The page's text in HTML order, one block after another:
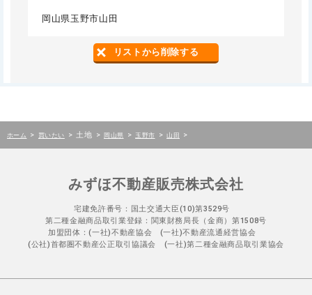
岡山県玉野市山田
リストから削除する
ホーム > 買いたい > 土地 > 岡山県 > 玉野市 > 山田 >
みずほ不動産販売株式会社
宅建免許番号：国土交通大臣(10)第3529号
第二種金融商品取引業登録：関東財務局長（金商）第1508号
加盟団体：(一社)不動産協会 (一社)不動産流通経営協会
(公社)首都圏不動産公正取引協議会 (一社)第二種金融商品取引業協会